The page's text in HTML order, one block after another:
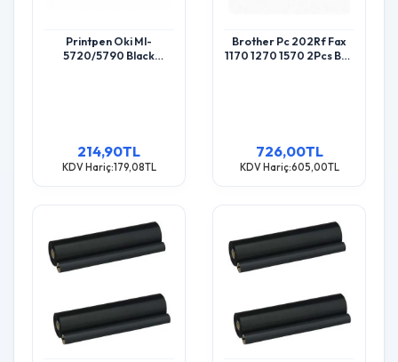
Printpen Oki Ml-
5720/5790 Black
214,90TL
KDV Hariç:179,08TL
Brother Pc 202Rf Fax
1170 1270 1570 2Pcs Box
726,00TL
KDV Hariç:605,00TL